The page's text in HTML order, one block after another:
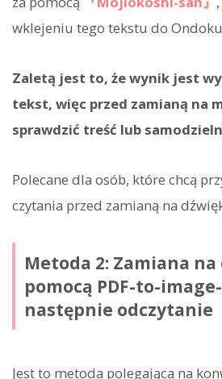
wklejeniu tego tekstu do
Zaletą jest to, że wynik jest
tekst, więc przed zamianą na
sprawdzić treść lub
Polecane dla osób, które chcą
czytania przed zamianą na
Metoda 2: Zamiana na
pomocą PDF-to-
następnie odczytanie
Jest to metoda polegająca na